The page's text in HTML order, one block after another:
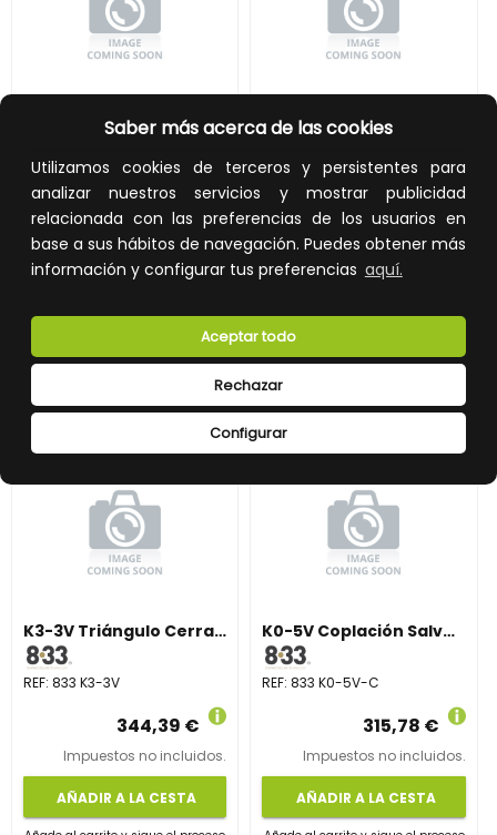
Saber más acerca de las cookies
Utilizamos cookies de terceros y persistentes para
analizar nuestros servicios y mostrar publicidad
relacionada con las preferencias de los usuarios en
base a sus hábitos de navegación. Puedes obtener más
información y configurar tus preferencias aquí.
Configurar
Rechazar
Aceptar todo
REF:833 K1-2V
106,27 €
Impuestos no incluidos.
AÑADIR A LA CESTA
Añade al carrito y sigue el proceso
disponibilidad y los precios para
profesionales.
REF: 833 K3-5V
448,64 €
Impuestos no incluidos.
AÑADIR A LA CESTA
Añade al carrito y sigue el proceso
profesionales.
K3-3V Triángulo Cerrado Vertical Regulable 15–30°
REF: 833 K3-3V
344,39 €
Impuestos no incluidos.
AÑADIR A LA CESTA
K0-5V Coplación Salvateja Cerámica, vertical
REF:833 K0-5V-C
315,78 €
Impuestos no incluidos.
AÑADIR A LA CESTA